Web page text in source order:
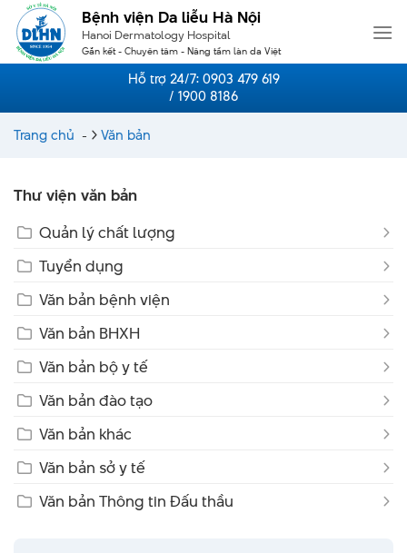
Skip
content
Bệnh viện Da liễu Hà Nội
Hanoi Dermatology Hospital
Gắn kết - Chuyên tâm - Nâng tầm làn da Việt
Hỗ trợ 24/7: 0903 479 619
/ 1900 8186
Trang chủ - Văn bản
Thư viện văn bản
Quản lý chất lượng
Tuyển dụng
Văn bản bệnh viện
Văn bản BHXH
Văn bản bộ y tế
Văn bản đào tạo
Văn bản khác
Văn bản sở y tế
Văn bản Thông tin Đấu thầu